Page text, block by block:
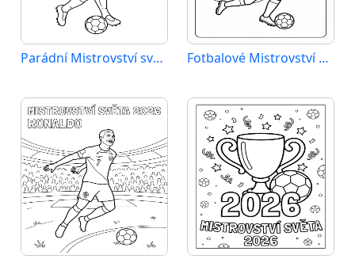
Parádní Mistrovství světa 2026 Fotbalové Mistrovství světa 2026